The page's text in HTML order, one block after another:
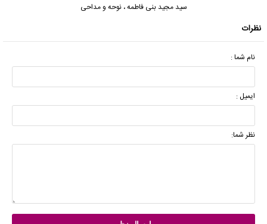
سید مجید بنی فاطمه،نوحه و مداحی
نظرات
نام شما :
ایمیل :
نظر شما: